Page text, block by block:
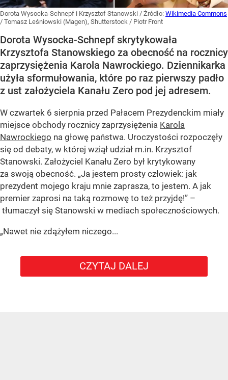
Dorota Wysocka-Schnepf i Krzysztof Stanowski / Źródło: Wikimedia Commons
/ Tomasz Leśniowski (Magen), Shutterstock / Piotr Front
Dorota Wysocka-Schnepf skrytykowała
Krzysztofa Stanowskiego za obecność na rocznicy
zaprzysiężenia Karola Nawrockiego. Dziennikarka
użyła sformułowania, które po raz pierwszy padło
z ust założyciela Kanału Zero pod jej adresem.
W czwartek 6 sierpnia przed Pałacem Prezydenckim miały
miejsce obchody rocznicy zaprzysiężenia Karola
Nawrockiego na głowę państwa. Uroczystości rozpoczęły
się od debaty, w której wziął udział m.in. Krzysztof
Stanowski. Założyciel Kanału Zero był krytykowany
za swoją obecność. „Ja jestem prosty człowiek: jak
prezydent mojego kraju mnie zaprasza, to jestem. A jak
premier zaprosi na taką rozmowę to też przyjdę!” –
tłumaczył się Stanowski w mediach społecznościowych.
„Nawet nie zdążyłem niczego...
CZYTAJ DALEJ